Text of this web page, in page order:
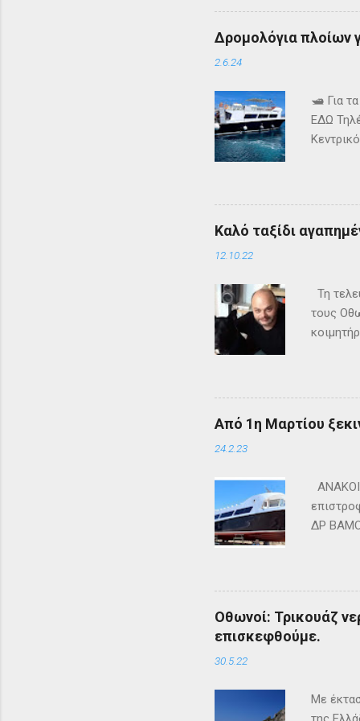
τον να
Δρομολόγια πλοίων
2.6.24
🛥️ Για
ΕΔΩ
Καλό ταξίδι
12.10.22
Τη
τους
Από 1η Μαρτίου
24.2.23
ΔΡ
Οθωνοί: Τρικουάζ
επισκεφθούμε.
30.5.22
Με